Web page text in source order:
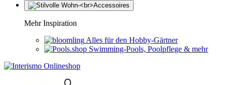
Mehr Inspiration
Alles für den Hobby-Gärtner
Swimming-Pools, Poolpflege & mehr